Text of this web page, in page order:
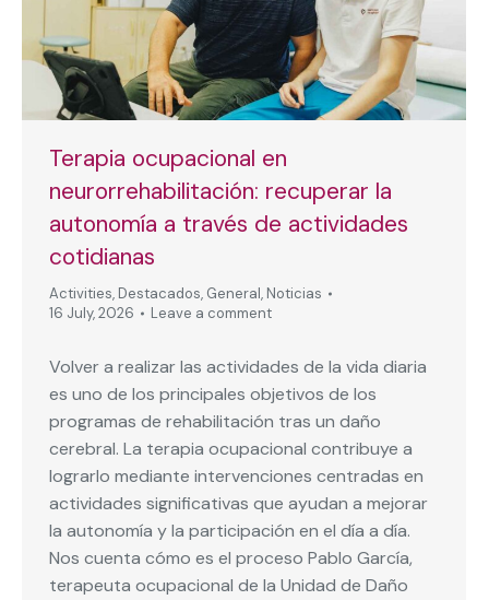
Terapia ocupacional en
neurorrehabilitación: recuperar la
autonomía a través de actividades
cotidianas
Activities, Destacados, General, Noticias
16 July, 2026
Leave a comment
Volver a realizar las actividades de la vida diaria
es uno de los principales objetivos de los
programas de rehabilitación tras un daño
cerebral. La terapia ocupacional contribuye a
lograrlo mediante intervenciones centradas en
actividades significativas que ayudan a mejorar
la autonomía y la participación en el día a día.
Nos cuenta cómo es el proceso Pablo García,
terapeuta ocupacional de la Unidad de Daño